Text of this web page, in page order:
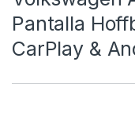
Pantalla
CarPlay &